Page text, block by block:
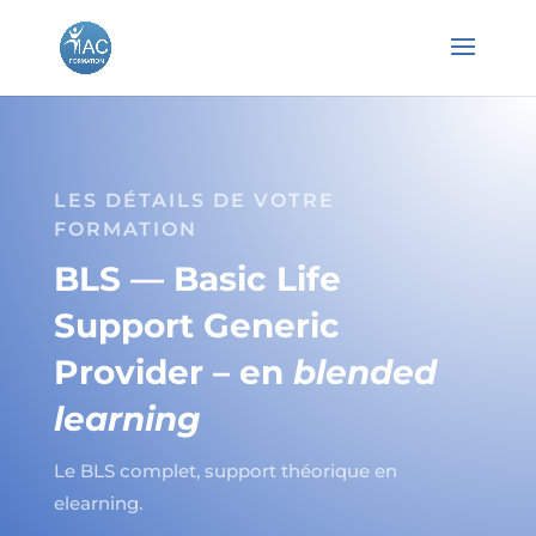
LES DÉTAILS DE VOTRE
FORMATION
BLS — Basic Life
Support Generic
Provider – en blended
learning
Le BLS complet, support théorique en
elearning.